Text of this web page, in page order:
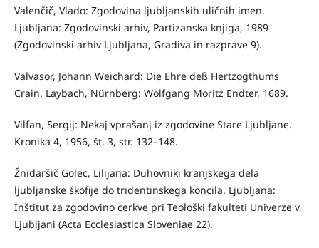
Valenčič, Vlado: Zgodovina ljubljanskih uličnih imen.
Ljubljana: Zgodovinski arhiv, Partizanska knjiga, 1989
(Zgodovinski arhiv Ljubljana, Gradiva in razprave 9).
Valvasor, Johann Weichard: Die Ehre deß Hertzogthums
Crain. Laybach, Nürnberg: Wolfgang Moritz Endter, 1689.
Vilfan, Sergij: Nekaj vprašanj iz zgodovine Stare Ljubljane.
Kronika 4, 1956, št. 3, str. 132–148.
Žnidaršič Golec, Lilijana: Duhovniki kranjskega dela
ljubljanske škofije do tridentinskega koncila. Ljubljana:
Inštitut za zgodovino cerkve pri Teološki fakulteti Univerze v
Ljubljani (Acta Ecclesiastica Sloveniae 22).